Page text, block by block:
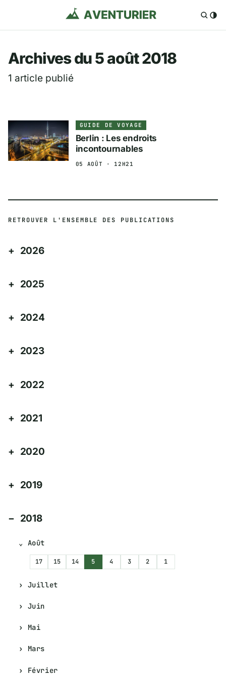
Aventurier.fr —
Archives du 5 août 2018
1 article publié
GUIDE DE VOYAGE
Berlin : Les endroits
incontournables
05 AOÛT · 12H21
RETROUVER L'ENSEMBLE DES PUBLICATIONS
2026
2025
2024
2023
2022
2021
2020
2019
2018
Août
17 15 14 5 4 3 2 1
Juillet
Juin
Mai
Mars
Février